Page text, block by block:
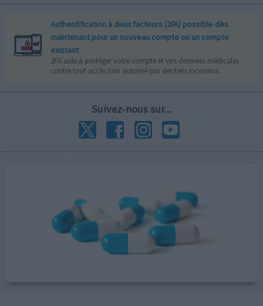
Authentification à deux facteurs (2FA) possible dès
maintenant pour un nouveau compte ou un compte
existant
2FA aide à protéger votre compte et vos données médicales
contre tout accès non autorisé par des tiers inconnus.
Suivez-nous sur...